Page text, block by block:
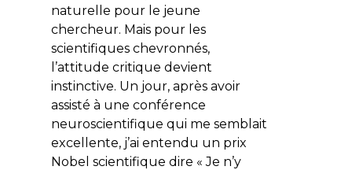
naturelle pour le jeune
chercheur. Mais pour les
scientifiques chevronnés,
l’attitude critique devient
instinctive. Un jour, après avoir
assisté à une conférence
neuroscientifique qui me semblait
excellente, j’ai entendu un prix
Nobel scientifique dire « Je n’y